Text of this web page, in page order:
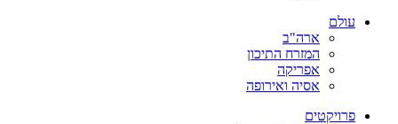
עולם
ארה"ב
המזרח התיכון
אפריקה
אסיה ואירופה
פרויקטים